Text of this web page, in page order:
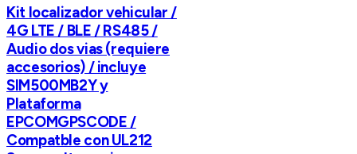
Kit localizador vehicular /
4G LTE / BLE / RS485 /
Audio dos vias (requiere
accesorios) / incluye
SIM500MB2Y y
Plataforma
EPCOMGPSCODE /
Compatble con UL212